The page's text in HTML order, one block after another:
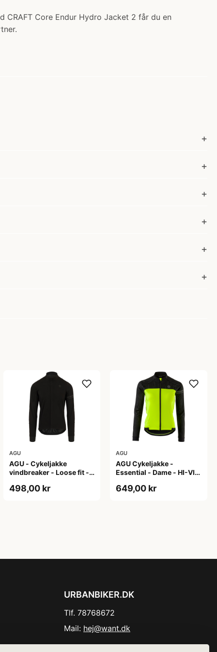
CRAFT Core Endur Hydro Jacket 2 får du en
AGU
AGU - Cykeljakke
vindbreaker - Loose fit -
498,00 kr
AGU
AGU Cykeljakke -
Essential - Dame - HI-VIS
649,00 kr
URBANBIKER.DK
Tlf. 78768672
Mail: hej@want.dk